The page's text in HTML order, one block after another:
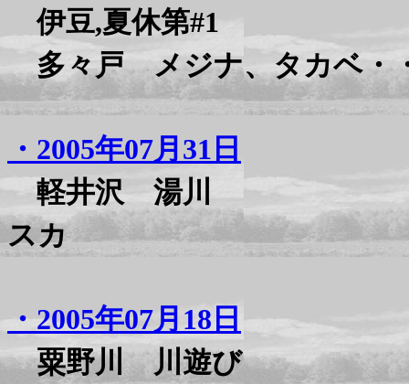
伊豆,夏休第#1
多々戸 メジナ、タカベ・
・2005年07月31日
軽井沢 湯川
スカ
・2005年07月18日
粟野川 川遊び